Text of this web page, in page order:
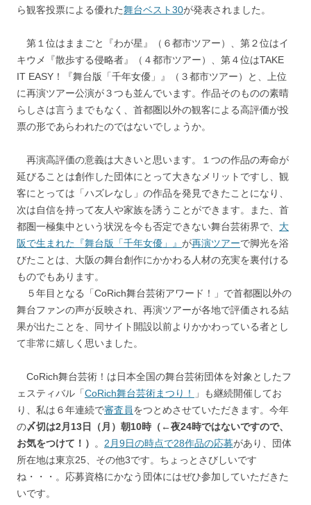
ら観客投票による優れた舞台ベスト30が発表されました。
第１位はままごと『わが星』（６都市ツアー）、第２位はイ
キウメ『散歩する侵略者』（４都市ツアー）、第４位はTAKE
IT EASY！『舞台版「千年女優」』（３都市ツアー）と、上位
に再演ツアー公演が３つも並んでいます。作品そのものの素晴
らしさは言うまでもなく、首都圏以外の観客による高評価が投
票の形であらわれたのではないでしょうか。
再演高評価の意義は大きいと思います。１つの作品の寿命が
延びることは創作した団体にとって大きなメリットですし、観
客にとっては「ハズレなし」の作品を発見できたことになり、
次は自信を持って友人や家族を誘うことができます。また、首
都圏一極集中という状況を今も否定できない舞台芸術界で、 大
阪で生まれた『舞台版「千年女優」』 が再演ツアーで脚光を浴
びたことは、大阪の舞台創作にかかわる人材の充実を裏付ける
ものでもあります。
５年目となる「CoRich舞台芸術アワード！」で首都圏以外の
舞台ファンの声が反映され、再演ツアーが各地で評価される結
果が出たことを、同サイト開設以前よりかかわっている者とし
て非常に嬉しく思いました。
CoRich舞台芸術！は日本全国の舞台芸術団体を対象としたフ
ェスティバル「CoRich舞台芸術まつり！
」も継続開催してお
り、私は６年連続で審査員をつとめさせていただきます。今年
の〆切は2月13日（月）朝10時（←夜24時ではないですので、
お気をつけて！） 。 2月9日の時点で28作品の応募があり、団体
所在地は東京25、その他3です。ちょっとさびしいです
ね・・・。応募資格にかなう団体にはぜひ参加していただきた
いです。